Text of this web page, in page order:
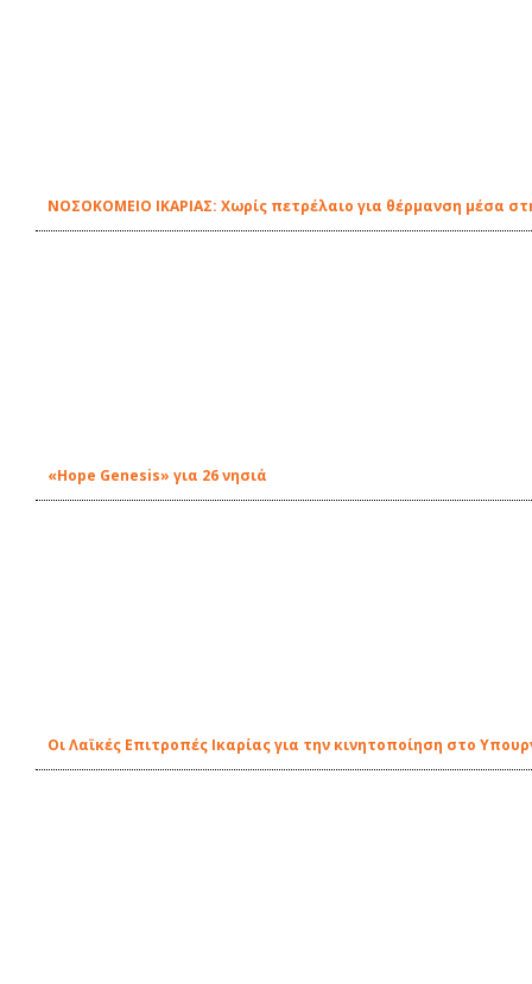
ΝΟΣΟΚΟΜΕΙΟ ΙΚΑΡΙΑΣ: Χωρίς πετρέλαιο για θέρμανση μέσα
«Hope Genesis» για 26 νησιά
Οι Λαϊκές Επιτροπές Ικαρίας για την κινητοποίηση στο